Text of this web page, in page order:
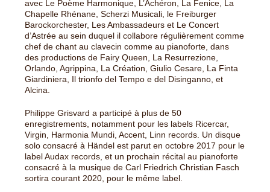
avec Le Poème Harmonique, L’Achéron, La Fenice, La
Chapelle Rhénane, Scherzi Musicali, le Freiburger
Barockorchester, Les Ambassadeurs et Le Concert
d’Astrée au sein duquel il collabore régulièrement comme
chef de chant au clavecin comme au pianoforte, dans
des productions de Fairy Queen, La Resurrezione,
Orlando, Agrippina, La Création, Giulio Cesare, La Finta
Giardiniera, Il trionfo del Tempo e del Disinganno, et
Alcina.
Philippe Grisvard a participé à plus de 50
enregistrements, notamment pour les labels Ricercar,
Virgin, Harmonia Mundi, Accent, Linn records. Un disque
solo consacré à Händel est parut en octobre 2017 pour le
label Audax records, et un prochain récital au pianoforte
consacré à la musique de Carl Friedrich Christian Fasch
sortira courant 2020, pour le même label.